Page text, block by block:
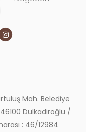
Mah. Belediye
Dulkadiroğlu /
: 46/12984